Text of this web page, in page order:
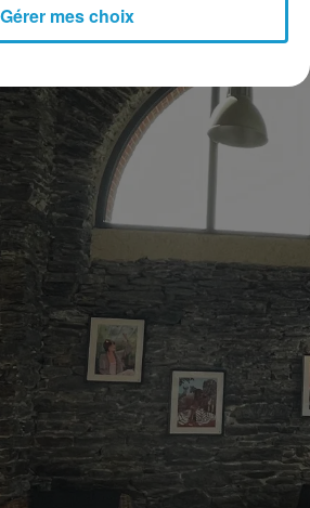
Gérer mes choix